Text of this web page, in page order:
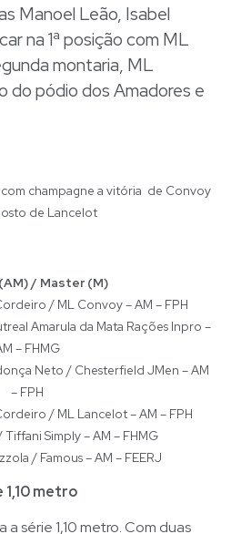
Manoel Leão, Isabel
na 1ª posição com ML
montaria, ML
do pódio dos Amadores e
champagne a vitória de Convoy
de Lancelot
/ Master (M)
/ ML Convoy – AM – FPH
Amarula da Mata Rações Inpro –
– FHMG
Neto / Chesterfield JMen – AM
– FPH
/ ML Lancelot – AM – FPH
Simply – AM – FHMG
/ Famous – AM – FEERJ
metro
a série 1,10 metro. Com duas